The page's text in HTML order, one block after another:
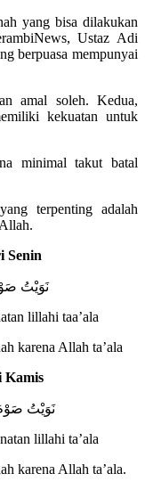
yang bisa dilakukan
Ustaz Adi
berpuasa mempunyai
amal soleh. Kedua,
kekuatan untuk
minimal takut batal
terpenting adalah
Senin
نَوَيْتُ
lillahi taa’ala
karena Allah ta’ala
Kamis
نَوَيْتُ
lillahi ta’ala
karena Allah ta’ala.